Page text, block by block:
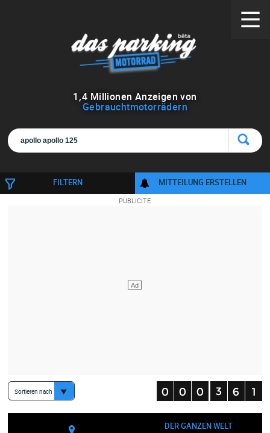
1 ,4 Millionen Anzeigen von
Gebrauchtmotorrädern
FILTERN MITTEILUNG ERSTELLEN
Sortieren nach
DER GANZEN WELT